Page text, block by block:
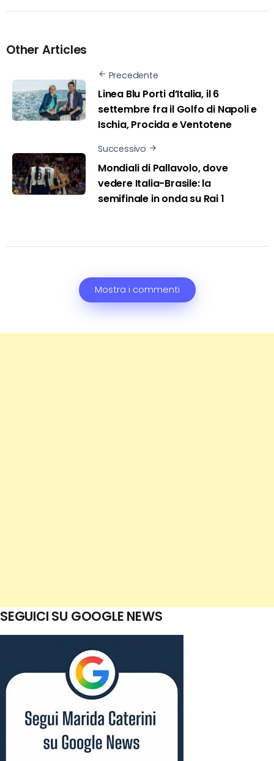
Other Articles
Precedente
Linea Blu Porti d’Italia, il 6
settembre fra il Golfo di Napoli e
Ischia, Procida e Ventotene
Successivo
Mondiali di Pallavolo, dove
vedere Italia-Brasile: la
semifinale in onda su Rai 1
Mostra i commenti
SEGUICI SU GOOGLE NEWS